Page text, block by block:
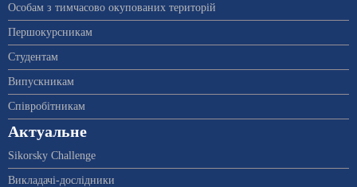
Особам з тимчасово окупованих територій
Першокурсникам
Студентам
Випускникам
Співробітникам
Актуальне
Sikorsky Challenge
Викладачі-дослідники